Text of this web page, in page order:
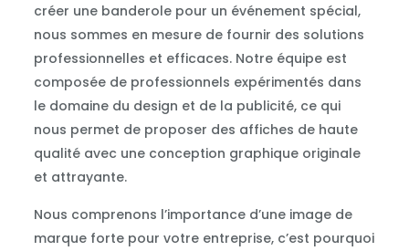
créer une banderole pour un événement spécial,
nous sommes en mesure de fournir des solutions
professionnelles et efficaces. Notre équipe est
composée de professionnels expérimentés dans
le domaine du design et de la publicité, ce qui
nous permet de proposer des affiches de haute
qualité avec une conception graphique originale
et attrayante.
Nous comprenons l’importance d’une image de
marque forte pour votre entreprise, c’est pourquoi